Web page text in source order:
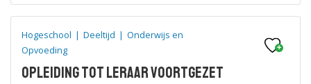
Hogeschool | Deeltijd | Onderwijs en
Opvoeding
Opleiding tot leraar voortgezet